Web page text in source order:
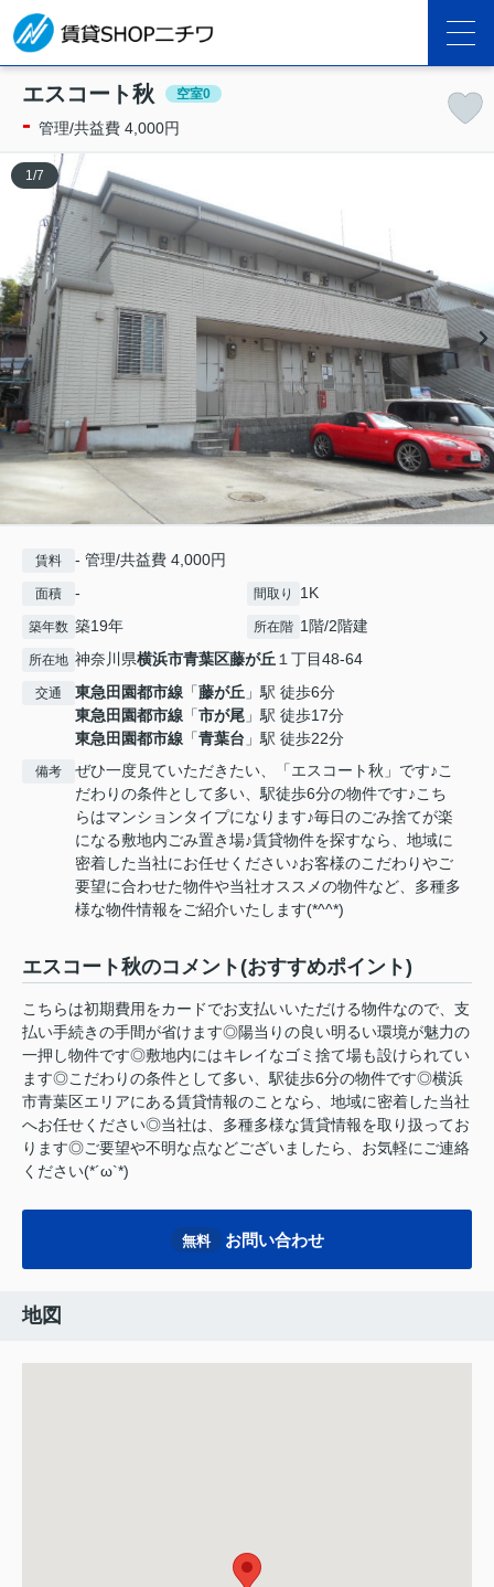
エスコート秋 空室0
- 管理/共益費 4,000円
1 /7
賃料 - 管理/共益費 4,000円
面積 - 間取り 1K
築年数 築19年 所在階 1階/2階建
所在地 神奈川県横浜市青葉区藤が丘 １丁目48-64
交通 東急田園都市線 「藤が丘 」駅 徒歩6分
東急田園都市線 「市が尾 」駅 徒歩17分
東急田園都市線 「青葉台 」駅 徒歩22分
備考
ぜひ一度見ていただきたい、「エスコート秋」です♪こ
だわりの条件として多い、駅徒歩6分の物件です♪こち
らはマンションタイプになります♪毎日のごみ捨てが楽
になる敷地内ごみ置き場♪賃貸物件を探すなら、地域に
密着した当社にお任せください♪お客様のこだわりやご
要望に合わせた物件や当社オススメの物件など、多種多
様な物件情報をご紹介いたします(*^^*)
エスコート秋のコメント(おすすめポイント)
こちらは初期費用をカードでお支払いいただける物件なので、支
払い手続きの手間が省けます◎陽当りの良い明るい環境が魅力の
一押し物件です◎敷地内にはキレイなゴミ捨て場も設けられてい
ます◎こだわりの条件として多い、駅徒歩6分の物件です◎横浜
市青葉区エリアにある賃貸情報のことなら、地域に密着した当社
へお任せください◎当社は、多種多様な賃貸情報を取り扱ってお
ります◎ご要望や不明な点などございましたら、お気軽にご連絡
ください(*´ω`*)
無料 お問い合わせ
地図